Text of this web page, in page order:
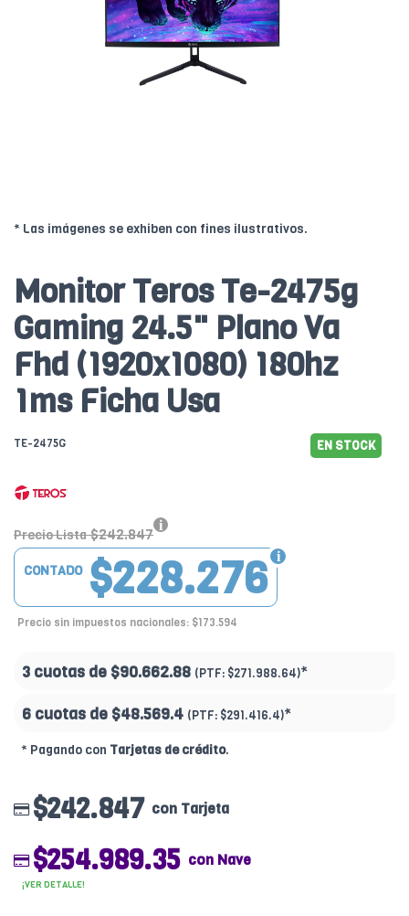
* Las imágenes se exhiben con fines ilustrativos.
Monitor Teros Te-2475g
Gaming 24.5" Plano Va
Fhd (1920x1080) 180hz
1ms Ficha Usa
TE-2475G EN STOCK
Precio Lista $242.847
$228.276
CONTADO
Precio sin impuestos nacionales: $173.594
3 cuotas de $90.662.88 (PTF: $271.988.64)*
6 cuotas de $48.569.4 (PTF: $291.416.4)*
* Pagando con Tarjetas de crédito.
$242.847 con Tarjeta
$254.989.35 con Nave
¡VER DETALLE!